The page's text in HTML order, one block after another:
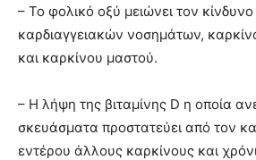
– Το φολικό οξύ μειώνει τον
καρδιαγγειακών νοσημάτων,
και καρκίνου μαστού.
– Η λήψη της βιταμίνης D η οποία
σκευάσματα προστατεύει από τον
εντέρου άλλους καρκίνους και